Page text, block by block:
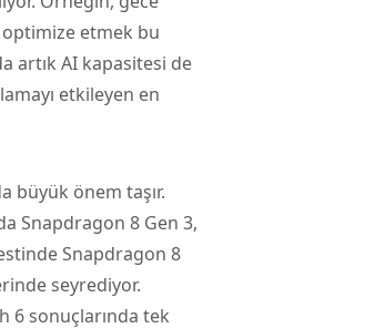
etmek bu
artık AI kapasitesi de
etkileyen en
büyük önem taşır.
Snapdragon 8 Gen 3,
Snapdragon 8
seyrediyor.
6 sonuçlarında tek